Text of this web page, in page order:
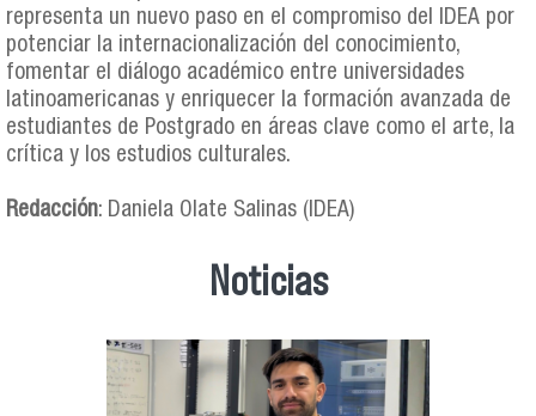
representa un nuevo paso en el compromiso del IDEA por
potenciar la internacionalización del conocimiento,
fomentar el diálogo académico entre universidades
latinoamericanas y enriquecer la formación avanzada de
estudiantes de Postgrado en áreas clave como el arte, la
crítica y los estudios culturales.
Redacción: Daniela Olate Salinas (IDEA)
Noticias